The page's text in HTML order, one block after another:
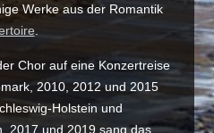
Werke aus der Romantik
.
Chor auf eine Konzertreise
2010, 2012 und 2015
Holstein und
2017 und 2019 sang das